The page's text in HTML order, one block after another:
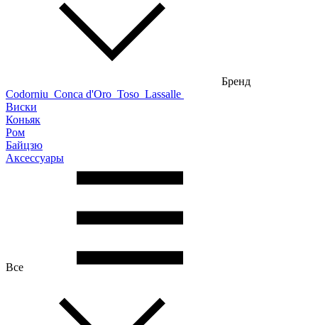
Бренд
Codorniu Conca d'Oro Toso Lassalle
Виски
Коньяк
Ром
Байцзю
Аксессуары
Все